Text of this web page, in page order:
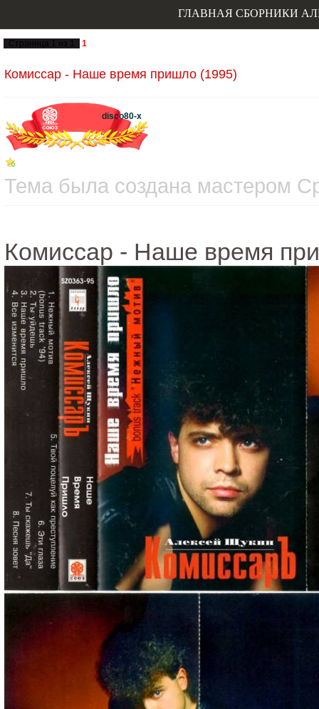
ГЛАВНАЯ СБОРНИКИ
Страница 1 из 1 1
Комиссар - Наше время пришло (1995)
disco80-x
Тема была создана мастером
Комиссар - Наше время